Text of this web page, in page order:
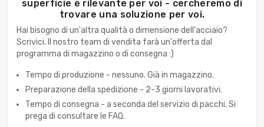
superficie è rilevante per voi - cercheremo di
trovare una soluzione per voi.
Hai bisogno di un'altra qualità o dimensione dell'acciaio?
Scrivici. Il nostro team di vendita farà un'offerta dal
programma di magazzino o di consegna :)
Tempo di produzione - nessuno. Già in magazzino.
Preparazione della spedizione - 2-3 giorni lavorativi.
Tempo di consegna - a seconda del servizio di pacchi. Si
prega di consultare le FAQ.